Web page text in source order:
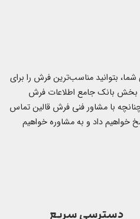
شما، بتوانید مناسب‌ترین فرش را برای
بخش بانک جامع اطلاعات فرش
با مشاور فنی فرش قالین تماس
خواهیم داد و به مشاوره خواهیم
دسترسی سریع